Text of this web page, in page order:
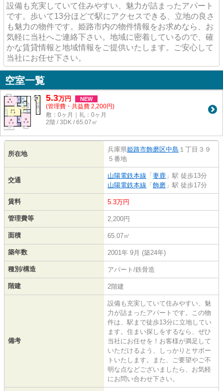
設備も充実していて住みやすい、魅力が詰まったアパート
です。歩いて13分ほどで駅にアクセスできる、立地の良さ
も魅力の物件です。姫路市内の物件情報をお求めなら、お
気軽に当社へご連絡下さい。地域に密着しているので、確
かな賃貸情報と地域情報をご提供いたします。ご安心して
当社にお任せ下さい。
空室一覧
5.3万円 NEW
(管理費・共益費 2,200円)
敷：0ヶ月｜礼：0ヶ月
2階 / 3DK / 65.07㎡
所在地
兵庫県姫路市飾磨区中島 １丁目３９
５番地
交通
山陽電鉄本線 「 妻鹿 」駅 徒歩13分
山陽電鉄本線 「 飾磨 」駅 徒歩17分
賃料 5.3万円
管理費等 2,200円
面積 65.07㎡
築年数 2001年 9月 (築24年)
種別/構造 アパート/鉄骨造
階建 2階建
備考
設備も充実していて住みやすい、魅
力が詰まったアパートです。この物
件は、駅まで徒歩13分に立地してい
ます。住まい探しをするなら、ぜひ
当社にお任せを！お客様が満足して
いただけるよう、しっかりとサポー
トいたします。また、ご要望やご不
明な点などございましたら、お気軽
にお問い合わせ下さい。